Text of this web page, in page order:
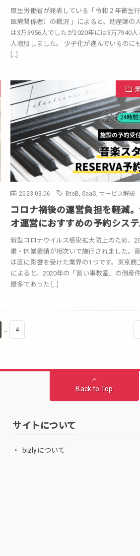
厚生労働省が発表している「令和２年衛生
医療関係者）の概況 」によると、助産師の
は3万3956人でしたが2020年には3万7940人
人増加しました。 少子化が進んでいるのに
[…]
2023.03.06 BtoB,SaaS, サービス解説
コロナ禍後の運営負担を軽減
オ運営におすすめの予約システ
新型コロナウイルス感染拡大防止のため、
粛・休業要請が相次いで施行されました。
は直に影響を受けた業界の1つです。東京商
によると、2020年の「習い事教室」の倒産
最多であった […]
… 4
Back to Top
サイトについて
bizlyについて